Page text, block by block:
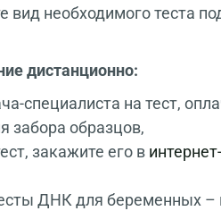
вид необходимого теста
дистанционно:
специалиста на тест,
забора образцов,
закажите его в
ДНК для беременных –